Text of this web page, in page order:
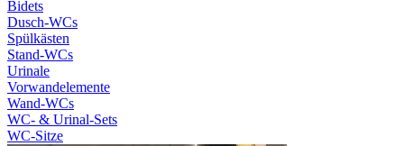
Bidets
Dusch-WCs
Spülkästen
Stand-WCs
Urinale
Vorwandelemente
Wand-WCs
WC- & Urinal-Sets
WC-Sitze